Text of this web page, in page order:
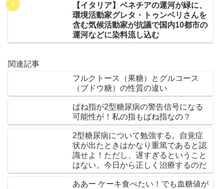
【イタリア】ベネチアの運河が緑に、
環境活動家グレタ・トゥンベリさんを
含む気候活動家が抗議で国内10都市の
運河などに染料流し込む
関連記事
フルクトース（果糖）とグルコース
（ブドウ糖）の性質の違い
ばね指が2型糖尿病の警告信号になる
可能性が！私の指もばね指なの？
2型糖尿病について勉強する。自覚症
状が出たときはかなり重篤であると認
識せよ！ただし、遅すぎるということ
はない。今日から正しく治療するのだ
ああー ケーキ食べたい！でも血糖値が